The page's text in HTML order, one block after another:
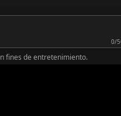
tarjeta de crédito.